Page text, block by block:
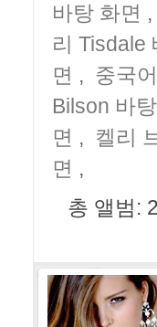
바탕 화면
리 Tisdale
면 , 중국
Bilson 바
면 , 켈리
면 ,
총 앨범: